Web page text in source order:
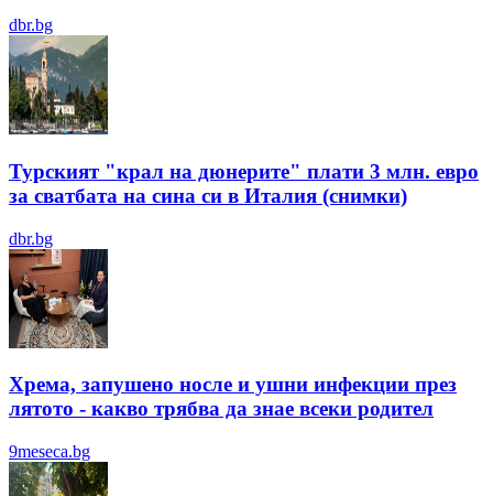
dbr.bg
Турският "крал на дюнерите" плати 3 млн. евро
за сватбата на сина си в Италия (снимки)
dbr.bg
Хрема, запушено носле и ушни инфекции през
лятотo - какво трябва да знае всеки родител
9meseca.bg